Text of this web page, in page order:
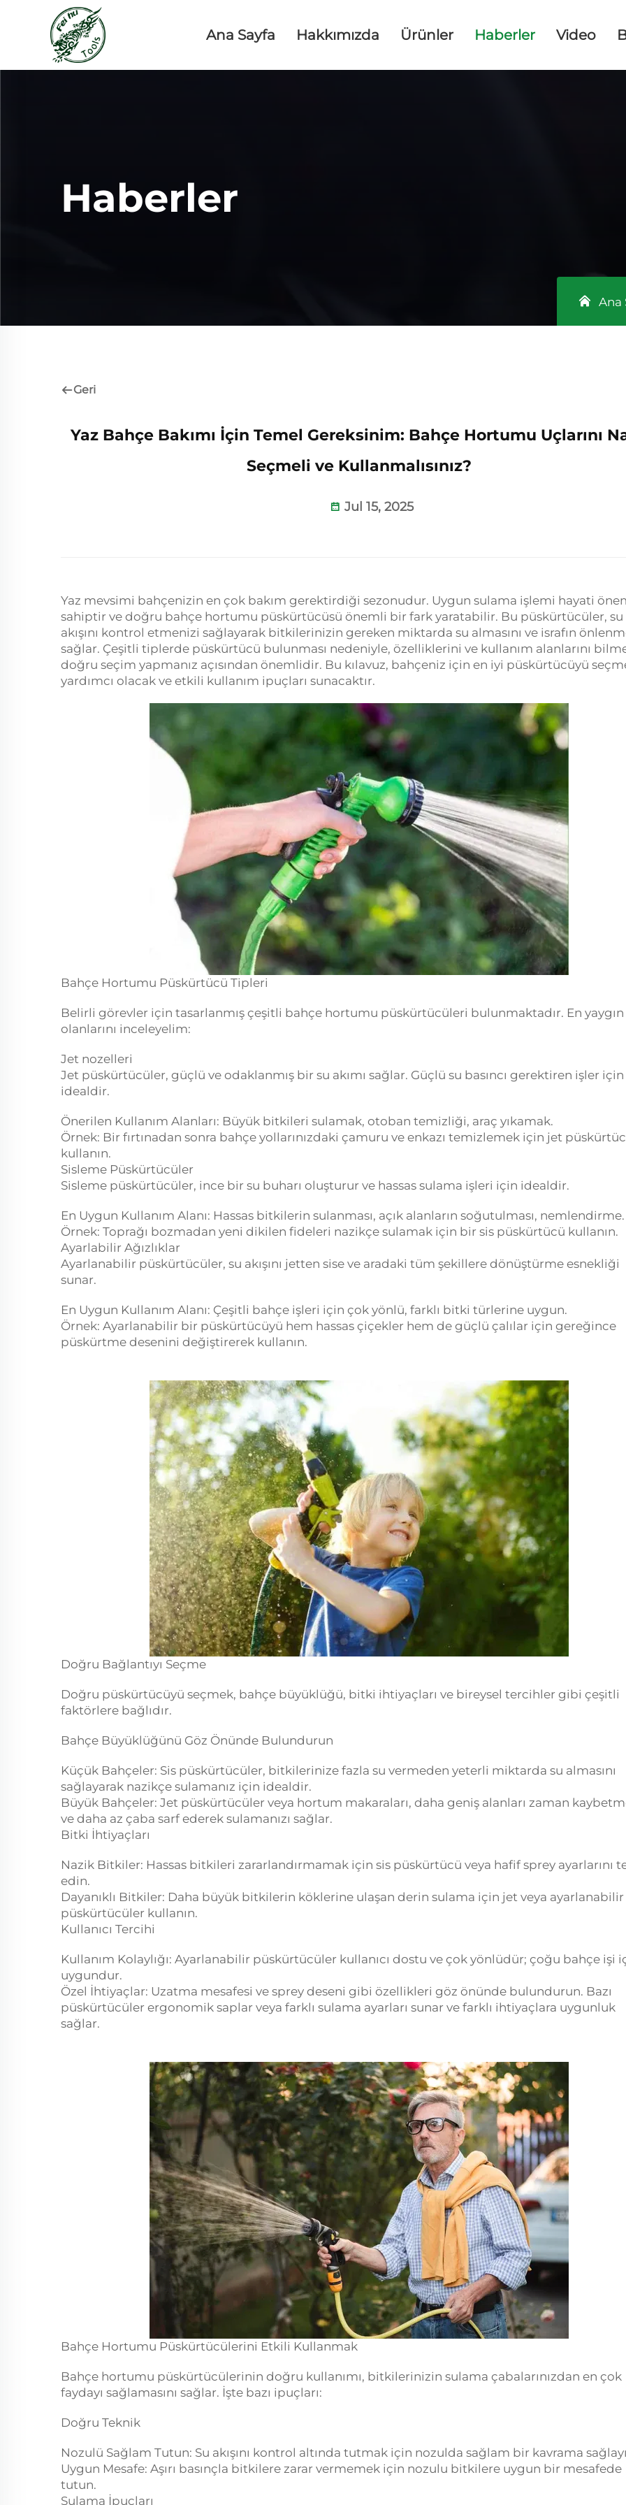
Ana Sayfa Hakkımızda Ürünler Haberler Video
Haberler
Ana
Geri
Yaz Bahçe Bakımı İçin Temel Gereksinim: Bahçe Hortumu Uçlarını
Seçmeli ve Kullanmalısınız?
Jul 15, 2025
Yaz mevsimi bahçenizin en çok bakım gerektirdiği sezonudur. Uygun sulama işlemi hayati
sahiptir ve doğru bahçe hortumu püskürtücüsü önemli bir fark yaratabilir. Bu püskürtücüler, su
akışını kontrol etmenizi sağlayarak bitkilerinizin gereken miktarda su almasını ve israfın
sağlar. Çeşitli tiplerde püskürtücü bulunması nedeniyle, özelliklerini ve kullanım alanlarını
doğru seçim yapmanız açısından önemlidir. Bu kılavuz, bahçeniz için en iyi püskürtücüyü
yardımcı olacak ve etkili kullanım ipuçları sunacaktır.
Bahçe Hortumu Püskürtücü Tipleri
Belirli görevler için tasarlanmış çeşitli bahçe hortumu püskürtücüleri bulunmaktadır. En yaygın
olanlarını inceleyelim:
Jet nozelleri
Jet püskürtücüler, güçlü ve odaklanmış bir su akımı sağlar. Güçlü su basıncı gerektiren işler için
idealdir.
Önerilen Kullanım Alanları: Büyük bitkileri sulamak, otoban temizliği, araç yıkamak.
Örnek: Bir fırtınadan sonra bahçe yollarınızdaki çamuru ve enkazı temizlemek için jet
kullanın.
Sisleme Püskürtücüler
Sisleme püskürtücüler, ince bir su buharı oluşturur ve hassas sulama işleri için idealdir.
En Uygun Kullanım Alanı: Hassas bitkilerin sulanması, açık alanların soğutulması, nemlendirme.
Örnek: Toprağı bozmadan yeni dikilen fideleri nazikçe sulamak için bir sis püskürtücü kullanın.
Ayarlabilir Ağızlıklar
Ayarlanabilir püskürtücüler, su akışını jetten sise ve aradaki tüm şekillere dönüştürme esnekliği
sunar.
En Uygun Kullanım Alanı: Çeşitli bahçe işleri için çok yönlü, farklı bitki türlerine uygun.
Örnek: Ayarlanabilir bir püskürtücüyü hem hassas çiçekler hem de güçlü çalılar için gereğince
püskürtme desenini değiştirerek kullanın.
Doğru Bağlantıyı Seçme
Doğru püskürtücüyü seçmek, bahçe büyüklüğü, bitki ihtiyaçları ve bireysel tercihler gibi çeşitli
faktörlere bağlıdır.
Bahçe Büyüklüğünü Göz Önünde Bulundurun
Küçük Bahçeler: Sis püskürtücüler, bitkilerinize fazla su vermeden yeterli miktarda su almasını
sağlayarak nazikçe sulamanız için idealdir.
Büyük Bahçeler: Jet püskürtücüler veya hortum makaraları, daha geniş alanları zaman
ve daha az çaba sarf ederek sulamanızı sağlar.
Bitki İhtiyaçları
Nazik Bitkiler: Hassas bitkileri zararlandırmamak için sis püskürtücü veya hafif sprey ayarlarını
edin.
Dayanıklı Bitkiler: Daha büyük bitkilerin köklerine ulaşan derin sulama için jet veya ayarlanabilir
püskürtücüler kullanın.
Kullanıcı Tercihi
Kullanım Kolaylığı: Ayarlanabilir püskürtücüler kullanıcı dostu ve çok yönlüdür; çoğu bahçe işi
uygundur.
Özel İhtiyaçlar: Uzatma mesafesi ve sprey deseni gibi özellikleri göz önünde bulundurun. Bazı
püskürtücüler ergonomik saplar veya farklı sulama ayarları sunar ve farklı ihtiyaçlara uygunluk
sağlar.
Bahçe Hortumu Püskürtücülerini Etkili Kullanmak
Bahçe hortumu püskürtücülerinin doğru kullanımı, bitkilerinizin sulama çabalarınızdan en çok
faydayı sağlamasını sağlar. İşte bazı ipuçları:
Doğru Teknik
Nozulü Sağlam Tutun: Su akışını kontrol altında tutmak için nozulda sağlam bir kavrama
Uygun Mesafe: Aşırı basınçla bitkilere zarar vermemek için nozulu bitkilere uygun bir mesafede
tutun.
Sulama İpuçları